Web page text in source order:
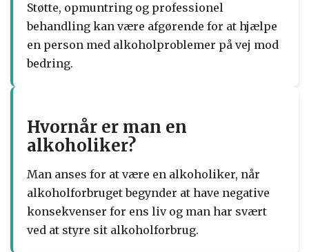
Støtte, opmuntring og professionel
behandling kan være afgørende for at hjælpe
en person med alkoholproblemer på vej mod
bedring.
Hvornår er man en
alkoholiker?
Man anses for at være en alkoholiker, når
alkoholforbruget begynder at have negative
konsekvenser for ens liv og man har svært
ved at styre sit alkoholforbrug.